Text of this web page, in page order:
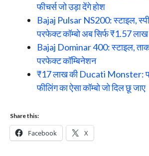
फीचर्स जो उड़ा देंगे होश
Bajaj Pulsar NS200: स्टाइल,
परफेक्ट कॉम्बो अब सिर्फ ₹1.57
Bajaj Dominar 400: स्टाइल,
परफेक्ट कॉम्बिनेशन
₹17 लाख की Ducati Monster:
फीलिंग का ऐसा कॉम्बो जो दिल छू जाए
Share this:
Facebook X